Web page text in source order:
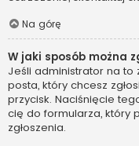
Na górę
W jaki sposób można
Jeśli administrator na to
posta, który chcesz
przycisk. Naciśnięcie
cię do formularza, który
zgłoszenia.